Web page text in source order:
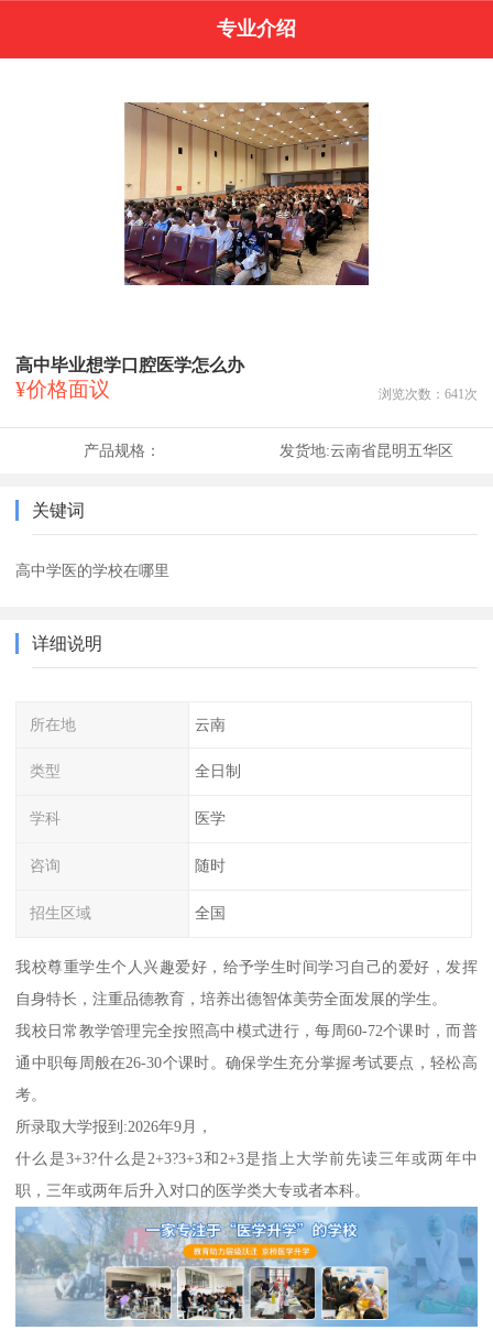
专业介绍
高中毕业想学口腔医学怎么办
¥价格面议 浏览次数： 641 次
产品规格： 发货地:云南省昆明五华区
关键词
高中学医的学校在哪里
详细说明
所在地 云南
类型 全日制
学科 医学
咨询 随时
招生区域 全国
我校尊重学生个人兴趣爱好，给予学生时间学习自己的爱好，发挥
自身特长，注重品德教育，培养出德智体美劳全面发展的学生。
我校日常教学管理完全按照高中模式进行，每周60-72个课时，而普
通中职每周般在26-30个课时。确保学生充分掌握考试要点，轻松高
考。
所录取大学报到:2026年9月，
什么是3+3?什么是2+3?3+3和2+3是指上大学前先读三年或两年中
职，三年或两年后升入对口的医学类大专或者本科。